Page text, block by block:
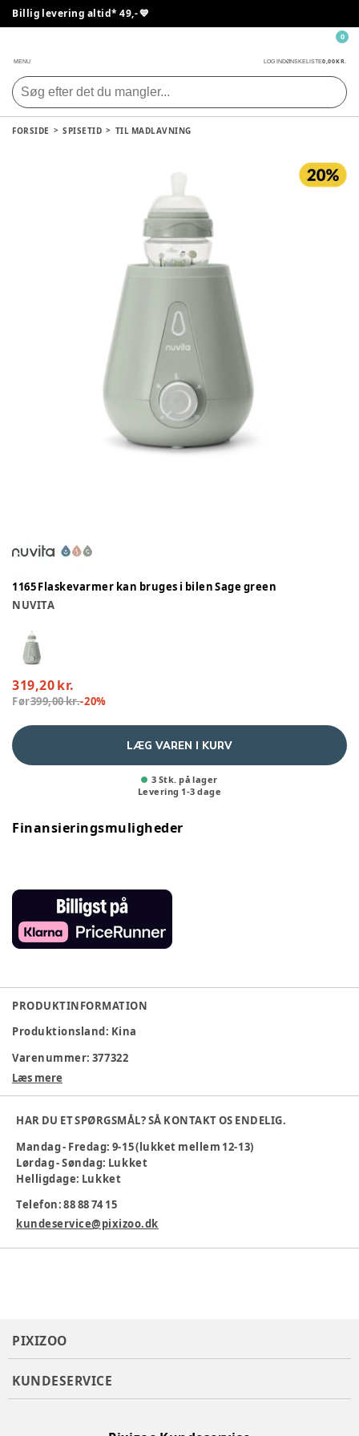
Billig levering altid* 49,- 💙
MENU LOG INDØNSKELISTE0,00 KR.
0
FORSIDE SPISETID TIL MADLAVNING
1165 Flaskevarmer kan bruges i bilen Sage green
NUVITA
319,20 kr.
Før399,00 kr.-20%
LÆG VAREN I KURV
3 Stk. på lager
Levering 1-3 dage
Finansieringsmuligheder
PRODUKTINFORMATION
Produktionsland: Kina
Varenummer: 377322
Læs mere
HAR DU ET SPØRGSMÅL? SÅ KONTAKT OS ENDELIG.
Mandag - Fredag: 9-15 (lukket mellem 12-13)
Lørdag - Søndag: Lukket
Helligdage: Lukket
Telefon: 88 88 74 15
kundeservice@pixizoo.dk
PIXIZOO
KUNDESERVICE